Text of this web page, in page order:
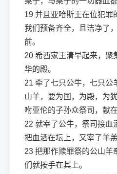
19 并且亚哈斯王在位犯罪
我们预备齐全，且洁净了
前。
20 希西家王清早起来，聚
华的殿。
21 牵了七只公牛，七只公
山羊，要为国，为殿，为
咐亚伦的子孙众祭司，献
22 就宰了公牛，祭司接血
把血洒在坛上，又宰了羊
23 把那作赎罪祭的公山羊
们就按手在其上。